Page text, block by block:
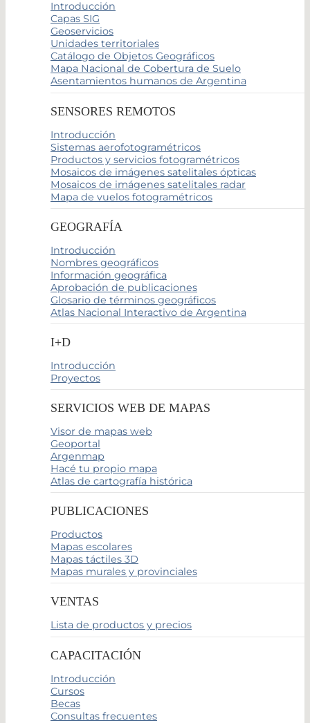
Introducción
Capas SIG
Geoservicios
Unidades territoriales
Catálogo de Objetos Geográficos
Mapa Nacional de Cobertura de Suelo
Asentamientos humanos de Argentina
SENSORES REMOTOS
Introducción
Sistemas aerofotogramétricos
Productos y servicios fotogramétricos
Mosaicos de imágenes satelitales ópticas
Mosaicos de imágenes satelitales radar
Mapa de vuelos fotogramétricos
GEOGRAFÍA
Introducción
Nombres geográficos
Información geográfica
Aprobación de publicaciones
Glosario de términos geográficos
Atlas Nacional Interactivo de Argentina
I+D
Introducción
Proyectos
SERVICIOS WEB DE MAPAS
Visor de mapas web
Geoportal
Argenmap
Hacé tu propio mapa
Atlas de cartografía histórica
PUBLICACIONES
Productos
Mapas escolares
Mapas táctiles 3D
Mapas murales y provinciales
VENTAS
Lista de productos y precios
CAPACITACIÓN
Introducción
Cursos
Becas
Consultas frecuentes